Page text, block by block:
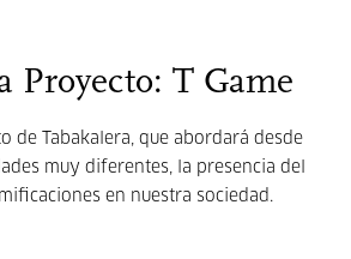
Proyecto: T Game
de Tabakalera, que abordará desde
muy diferentes, la presencia del
en nuestra sociedad.